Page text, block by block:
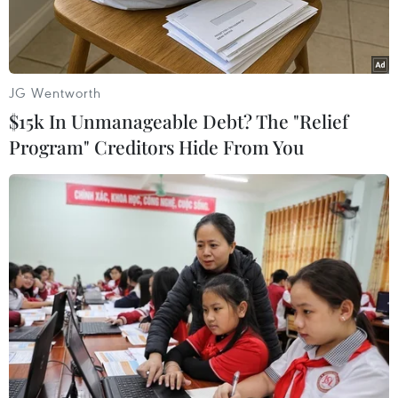
Người dân di chuyển qua khu vực ngập úng. (Ảnh: Huy
Hùng/TTXVN)
Theo Trung tâm Dự báo Khí tượng Thủy văn
Quốc gia, chiều và đêm 13/10, khu vực Đông Bắc
Bộ và từ Thanh Hóa-Hà Tĩnh có mưa, mưa vừa
và rải rác có dông.
JG Wentworth
$15k In Unmanageable Debt? The "Relief
Program" Creditors Hide From You